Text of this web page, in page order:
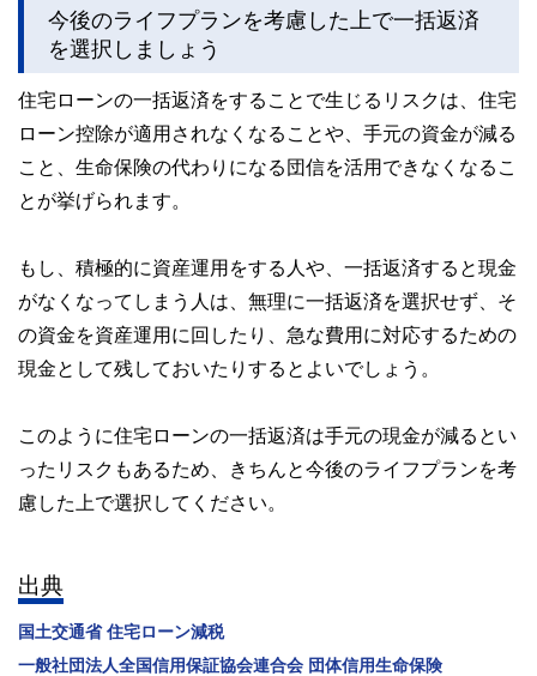
今後のライフプランを考慮した上で一括返済
を選択しましょう
住宅ローンの一括返済をすることで生じるリスクは、住宅
ローン控除が適用されなくなることや、手元の資金が減る
こと、生命保険の代わりになる団信を活用できなくなるこ
とが挙げられます。
もし、積極的に資産運用をする人や、一括返済すると現金
がなくなってしまう人は、無理に一括返済を選択せず、そ
の資金を資産運用に回したり、急な費用に対応するための
現金として残しておいたりするとよいでしょう。
このように住宅ローンの一括返済は手元の現金が減るとい
ったリスクもあるため、きちんと今後のライフプランを考
慮した上で選択してください。
出典
国土交通省 住宅ローン減税
一般社団法人全国信用保証協会連合会 団体信用生命保険